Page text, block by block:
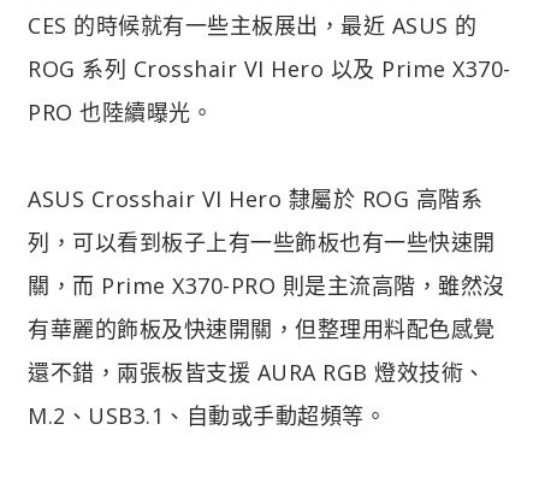
CES 的時候就有一些主板展出，最近 ASUS 的
ROG 系列 Crosshair VI Hero 以及 Prime X370-
PRO 也陸續曝光。
ASUS Crosshair VI Hero 隸屬於 ROG 高階系
列，可以看到板子上有一些飾板也有一些快速開
關，而 Prime X370-PRO 則是主流高階，雖然沒
有華麗的飾板及快速開關，但整理用料配色感覺
還不錯，兩張板皆支援 AURA RGB 燈效技術、
M.2、USB3.1、自動或手動超頻等。